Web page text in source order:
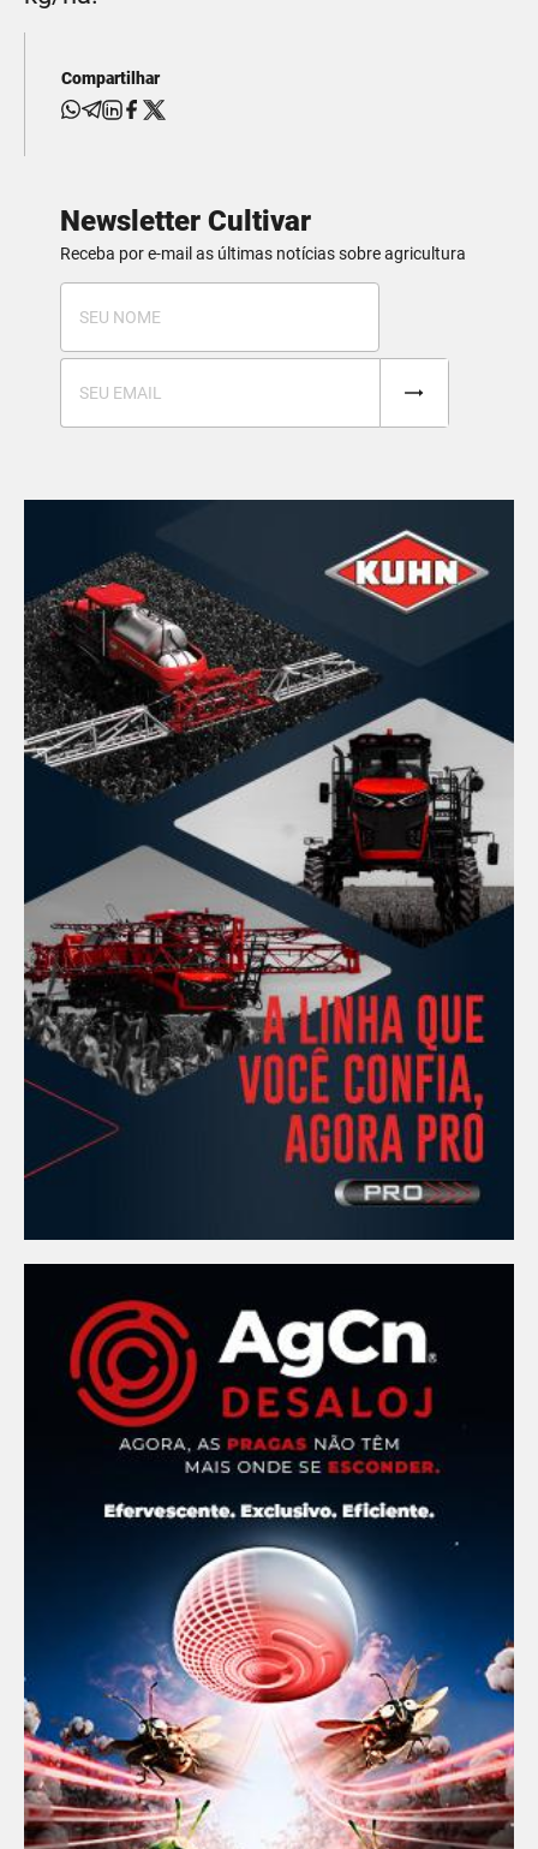
Compartilhar
Newsletter Cultivar
Receba por e-mail as últimas notícias sobre agricultura